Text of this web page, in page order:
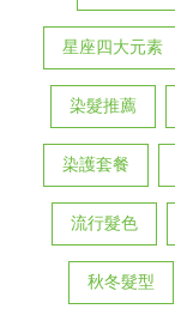
星座四大元素
染髮推薦
染護套餐
流行髮色
秋冬髮型